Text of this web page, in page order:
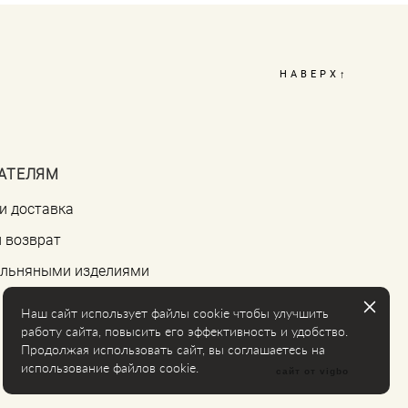
НАВЕРХ↑
доставка
изделиями
Наш сайт использует файлы cookie чтобы улучшить
работу сайта, повысить его эффективность и удобство.
Продолжая использовать сайт, вы соглашаетесь на
использование файлов cookie.